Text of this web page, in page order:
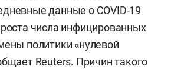
данные о COVID-19
числа инфицированных
политики «нулевой
Reuters. Причин такого